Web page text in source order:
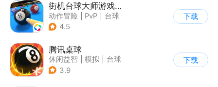
街机台球大师游戏软件V1.0
动作冒险 PvP
台球
| 写实
4.5
下载
腾讯桌球
休闲益智 模拟
台球
| 卡通
3.9
下载